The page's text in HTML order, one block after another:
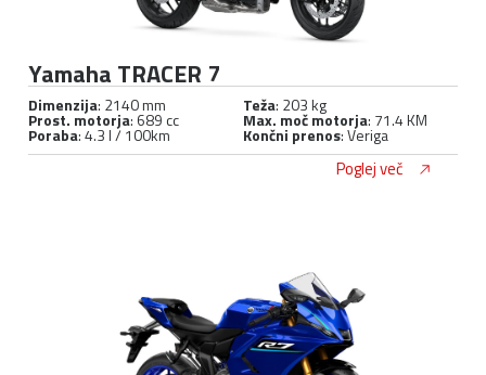
Yamaha TRACER 7
Dimenzija: 2140 mm Teža: 203 kg
Prost. motorja: 689 cc Max. moč motorja: 71.4 KM
Poraba: 4.3 l / 100km Končni prenos: Veriga
Poglej več